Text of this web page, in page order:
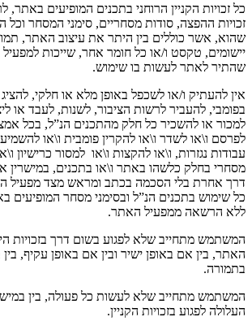
כל זכויות הקניין הרוחני בתכנים המופיעים באתר,
זכויות ההפצה, סודות מסחריים, סימני המסחר וכל
שהוא, אשר כוללים בין היתר את עיצוב האתר,
יישומים, טקסט ו/או כל חומר אחר, שייכות
שהתיר לאתר לעשות בו שימוש.
אין להעתיק ו/או לשכפל באופן מלא או חלקי,
בפומבי, להעביר לרשות הציבור, לשנות, לעבד או
למכור או להשכיר כל חלק מהתכנים הנ”ל, בכל
לפרסם ו\או לשדר ו\או להקרין פומבית ו\או
עבודות נגזרות, ו\או להקצות ו\או למסור כרישיון ו\
מסחרי בחלק כלשהו באתר ו\או בתכנים, במישרין
דרך אחרת בלי הסכמה בכתב ומראש מצד מפעיל
כל שימוש בתכנים הנ”ל ובסימני מסחר המופיעים
ללא הרשאה ממפעיל האתר.
המשתמש מתחייב שלא לפגוע בשום דרך בזכויות
האתר, בין אם באופן ישיר ובין אם באופן עקיף,
בתמורה.
המשתמש מתחייב שלא לעשות כל פעולה, בין
העלולה לפגוע בזכויות הקניין.